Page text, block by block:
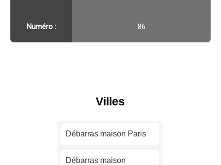
Numéro : 86
Villes
Débarras maison Paris
Débarras maison